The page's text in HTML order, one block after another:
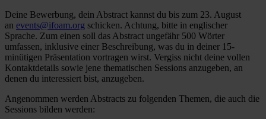
Deine Bewerbung, dein Abstract kannst du bis zum 23. August
an events@ifoam.org schicken. Achtung, bitte in englischer
Sprache. Zum einen soll das Abstract ungefähr 500 Wörter
umfassen, inklusive einer Beschreibung, was du in deiner 15-
minütigen Präsentation vortragen wirst. Vergiss nicht deine vollen
Kontaktdetails sowie jene thematischen Sessions anzugeben, an
denen du interessiert bist, anzugeben.
Angenommen werden Abstracts zu folgenden Themen, die auch die
Sessions bilden werden: